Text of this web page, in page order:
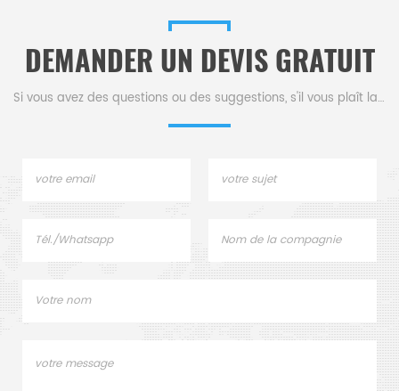
DEMANDER UN DEVIS GRATUIT
Si vous avez des questions ou des suggestions, s'il vous plaît laissez-nous un message,